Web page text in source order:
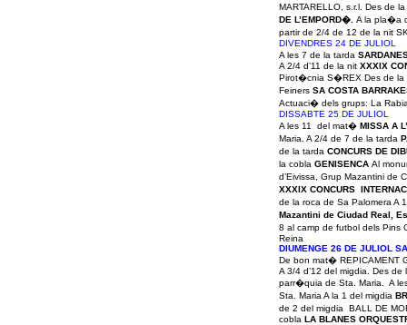
MARTARELLO, s.r.l. Des de
DE L’EMPORD�. A la pla�a
partir de 2/4 de 12 de la nit
DIVENDRES 24 DE JULIOL
A les 7 de la tarda
A 2/4 d’11 de la nit XXXIX
Pirot�cnia S�REX Des de la
Feiners SA COSTA
Actuaci� dels grups: La
DISSABTE 25 DE JULIOL
A les 11 del mat� MISSA A
Maria. A 2/4 de 7 de la tarda
de la tarda CONCURS DE
la cobla GENISENCA Al
d’Eivissa, Grup Mazantini de
XXXIX CONCURS
de la roca de Sa Palomera A
Mazantini de Ciudad Real,
8 al camp de futbol dels Pins
Reina
DIUMENGE 26 DE JULIOL
De bon mat� REPICAMENT
A 3/4 d’12 del migdia. Des
parr�quia de Sta. Maria. A
Sta. Maria A la 1 del migdia
de 2 del migdia BALL DE
cobla LA BLANES